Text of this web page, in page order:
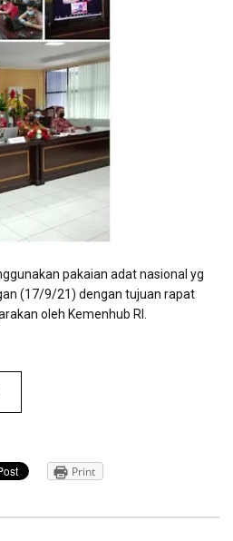
pakaian adat nasional yg
(17/9/21) dengan tujuan rapat
oleh Kemenhub RI.
Print